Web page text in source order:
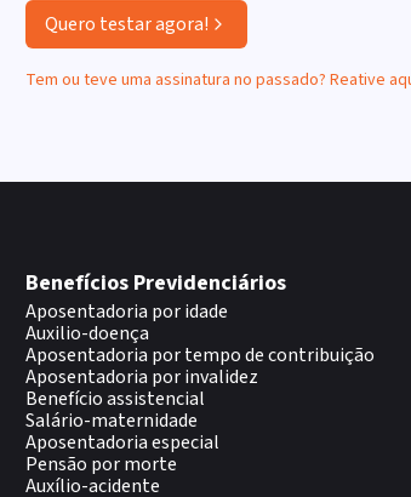
Quero testar agora!
Tem ou teve uma assinatura no passado? Reative
Benefícios Previdenciários
Aposentadoria por idade
Auxilio-doença
Aposentadoria por tempo de contribuição
Aposentadoria por invalidez
Benefício assistencial
Salário-maternidade
Aposentadoria especial
Pensão por morte
Auxílio-acidente